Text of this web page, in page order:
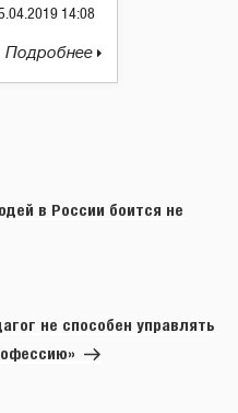
14:08
Подробнее
в России боится не
не способен управлять